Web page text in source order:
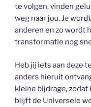
te volgen, vinden
weg naar jou. Je
anderen en zo wordt
transformatie nog
Heb jij iets aan deze
anders hieruit
kleine bijdrage, zodat
blijft de Universele